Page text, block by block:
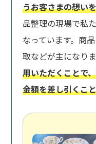
うお客さまの想い
品整理の現場で私
なっています。商
取などが主になりま
用いただくことで
金額を差し引くこ